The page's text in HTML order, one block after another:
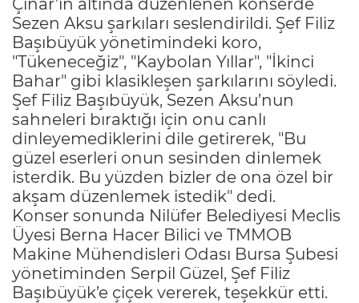
Sezen Aksu şarkıları seslendirildi. Şef Filiz
Başıbüyük yönetimindeki koro,
"Tükeneceğiz", "Kaybolan Yıllar", "İkinci
Bahar" gibi klasikleşen şarkılarını söyledi.
Şef Filiz Başıbüyük, Sezen Aksu’nun
sahneleri bıraktığı için onu canlı
dinleyemediklerini dile getirerek, "Bu
güzel eserleri onun sesinden dinlemek
isterdik. Bu yüzden bizler de ona özel bir
akşam düzenlemek istedik" dedi.
Konser sonunda Nilüfer Belediyesi Meclis
Üyesi Berna Hacer Bilici ve TMMOB
Makine Mühendisleri Odası Bursa Şubesi
yönetiminden Serpil Güzel, Şef Filiz
Başıbüyük’e çiçek vererek, teşekkür etti.